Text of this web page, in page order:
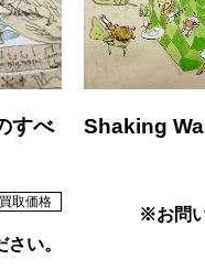
すべ
買取価格
い。
Shaking
※お問